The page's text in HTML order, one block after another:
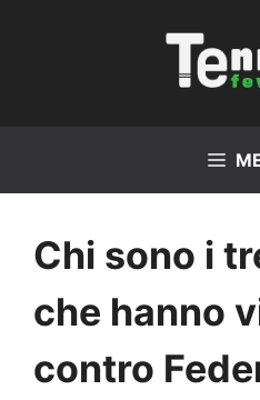
Chi sono i
che hanno
contro